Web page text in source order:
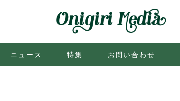
ニュース 特集 お問い合わせ